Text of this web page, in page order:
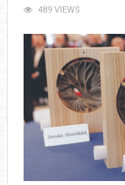
489 VIEWS